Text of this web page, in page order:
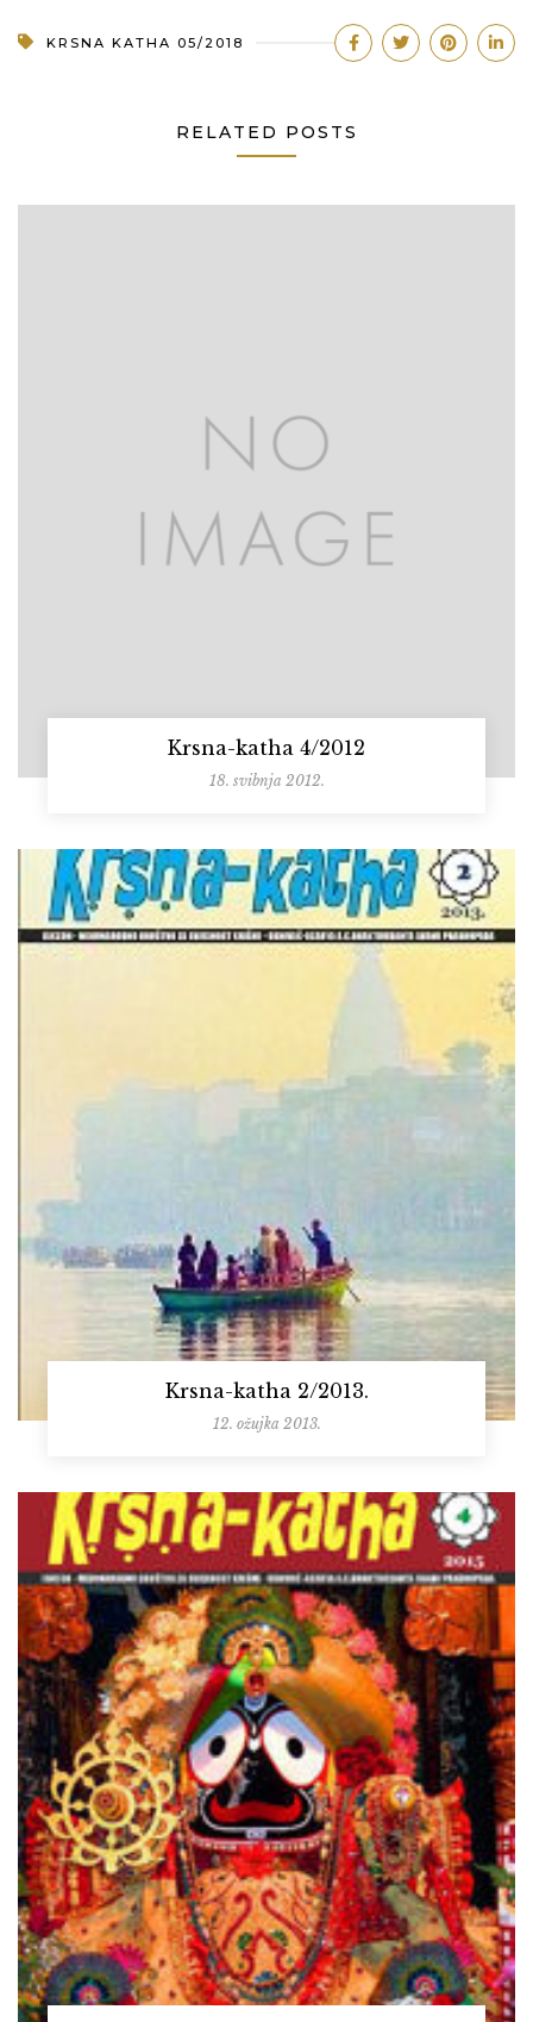
KRSNA KATHA 05/2018
RELATED POSTS
Krsna-katha 4/2012
18. svibnja 2012.
Krsna-katha 2/2013.
12. ožujka 2013.